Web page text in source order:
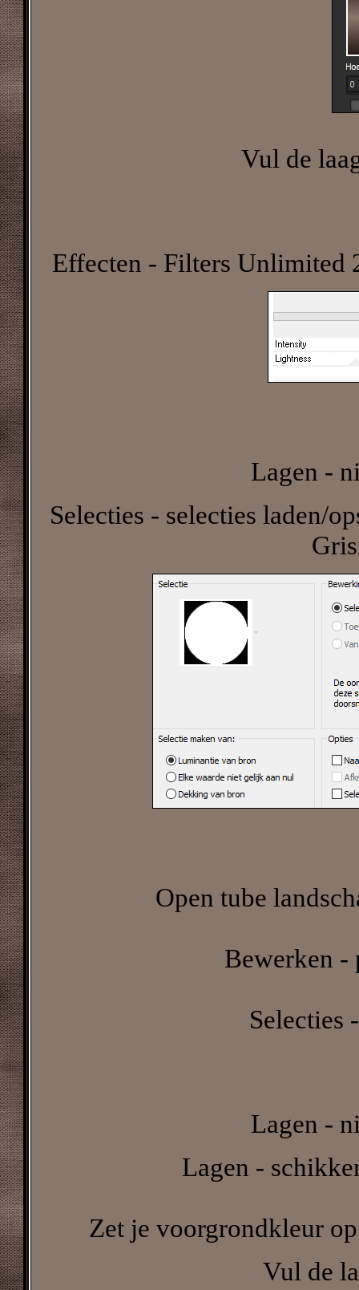
Vul de
Effecten - Filters Unlimited
Lagen -
Selecties - selecties laden/
Open tube
Bewerken -
Selecties
Lagen -
Lagen -
Zet je voorgrondkleur
Vul de